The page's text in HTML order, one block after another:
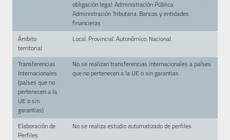
obligación legal: Administración Pública.
Administración Tributaria. Bancos y entidades
financieras
Ámbito
territorial
Local. Provincial. Autonómico. Nacional.
Transferencias
Internacionales
(países que no
pertenecen a la
UE o sin
garantias)
No se realizan transferencias internacionales a países
que no pertenecen a la UE o sin garantias
Elaboración de
Perfiles
No se realiza estudio automatizado de perfiles